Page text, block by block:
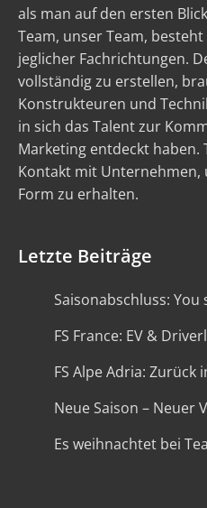
als man auf den ersten
Team, unser Team,
jeglicher Fachrichtungen.
vollständig zu erstellen,
Konstrukteuren und
in sich das Talent zur
Marketing entdeckt haben.
Kontakt mit
Form zu erhalten.
Letzte Beiträge
Saisonabschluss: You
FS France: EV &
FS Alpe Adria: Zurück
Neue Saison – Neuer
Es weihnachtet bei